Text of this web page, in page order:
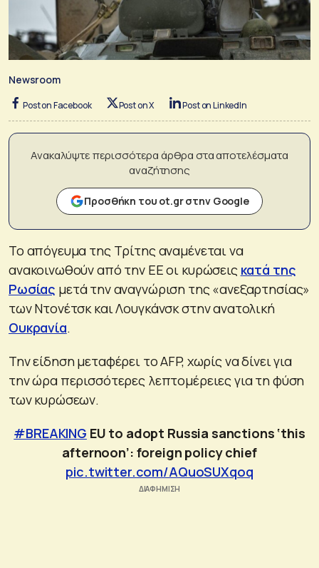
Newsroom
Post on Facebook Post on X Post on LinkedIn
Ανακαλύψτε περισσότερα άρθρα στα αποτελέσματα
αναζήτησης
Προσθήκη του ot.gr στην Google
Το απόγευμα της Τρίτης αναμένεται να
ανακοινωθούν από την ΕΕ οι κυρώσεις κατά της
Ρωσίας μετά την αναγνώριση της «ανεξαρτησίας»
των Ντονέτσκ και Λουγκάνσκ στην ανατολική
Ουκρανία.
Την είδηση μεταφέρει το AFP, χωρίς να δίνει για
την ώρα περισσότερες λεπτομέρειες για τη φύση
των κυρώσεων.
#BREAKING EU to adopt Russia sanctions ‘this
afternoon’: foreign policy chief
pic.twitter.com/AQuoSUXqoq